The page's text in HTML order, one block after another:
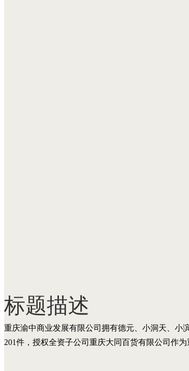
标题描述
重庆渝中商业发展有限公司拥有德元、小洞天、小
201件，授权全资子公司重庆大同百货有限公司作